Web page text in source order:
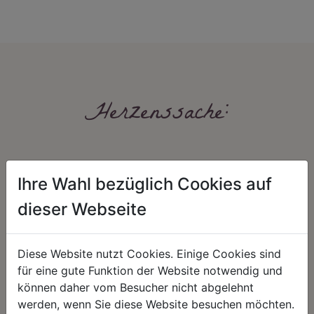
Herzenssache:
Unser Sortiment steht für ein
positives Lebensgefühl. Wir
schenken natürliche, stilvolle
Momente für harmonische Stunden
Nicht immer ist der günstigste Preis
auch ein guter Preis. Wir handeln
fair – im Hinblick auf unsere
Kalkulation, angemessene
Ihre Wahl bezüglich Cookies auf
dieser Webseite
Diese Website nutzt Cookies. Einige Cookies sind
für eine gute Funktion der Website notwendig und
können daher vom Besucher nicht abgelehnt
werden, wenn Sie diese Website besuchen möchten.